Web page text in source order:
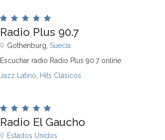
Radio Plus 90.7
Gothenburg, Suecia
Escuchar radio Radio Plus 90.7 online
Jazz Latino
Hits Clásicos
Radio El Gaucho
Estados Unidos